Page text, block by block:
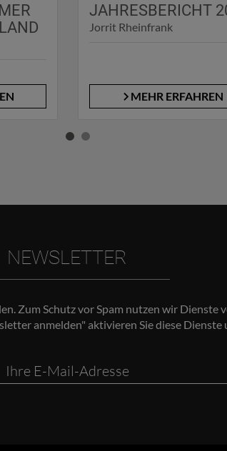
JAHRESBERICHT
Jorrit Rheinfrank
MEHR ERFAHREN
NEWSLETTER
Zum Schutz vor Spam nutzen wir
anmelden" aktivieren Sie diese